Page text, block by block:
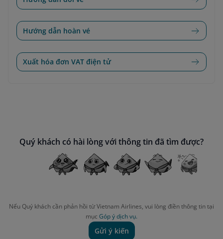
Hướng dẫn hoàn vé
Xuất hóa đơn VAT điện tử
Quý khách có hài lòng với thông tin đã tìm được?
Nếu Quý khách cần phản hồi từ Vietnam Airlines, vui lòng điền thông tin tại
mục Góp ý dịch vụ.
Gửi ý kiến